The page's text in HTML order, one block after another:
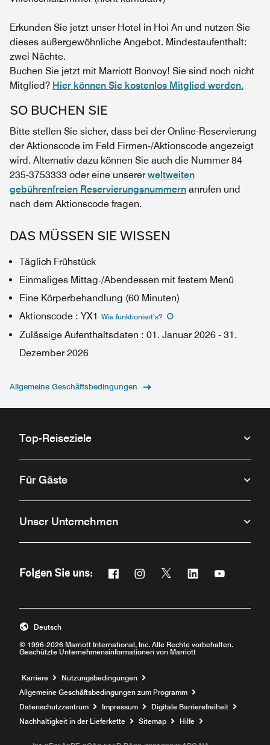
Erkunden Sie jetzt unser Hotel in Hoi An und nutzen Sie
dieses außergewöhnliche Angebot. Mindestaufenthalt:
zwei Nächte.
Buchen Sie jetzt mit Marriott Bonvoy! Sie sind noch nicht
Mitglied? Hier können Sie kostenlos Mitglied werden.
SO BUCHEN SIE
Bitte stellen Sie sicher, dass bei der Online-Reservierung
der Aktionscode im Feld Firmen-/Aktionscode angezeigt
wird. Alternativ dazu können Sie auch die Nummer 84
235-3753333 oder eine unsererweltweiten
gebührenfreien Reservierungsnummern anrufen und
nach dem Aktionscode fragen.
DAS MÜSSEN SIE WISSEN
Täglich Frühstück
Einmaliges Mittag‑/Abendessen mit festem Menü
Eine Körperbehandlung (60 Minuten)
Aktionscode : YX1 Wie funktioniert’s?
Zulässige Aufenthaltsdaten : 01. Januar 2026 - 31.
Dezember 2026
Allgemeine Geschäftsbedingungen
Top-Reiseziele
Für Gäste
Unser Unternehmen
Folgen Sie uns: Facebook
Öffnet ein neues Fenster
Instagram
Öffnet ein neues Fenster
Twitter
Öffnet ein neues
Linkedin
Öffnet ein neues
Öffnet ein
© 1996-2026 Marriott International, Inc. Alle Rechte vorbehalten.
Geschützte Unternehmensinformationen von Marriott
Deutsch
Karriere Öffnet ein neues Fenster
Nutzungsbedingungen
Allgemeine Geschäftsbedingungen zum Programm
Datenschutzzentrum
Impressum
Digitale Barrierefreiheit
Nachhaltigkeit in der Lieferkette
Sitemap Hilfe